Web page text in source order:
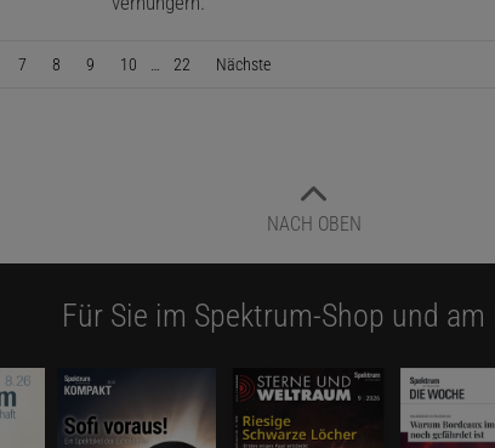
7 8 9 10 22 Nächste
NACH OBEN
Für Sie im Spektrum-Shop und am